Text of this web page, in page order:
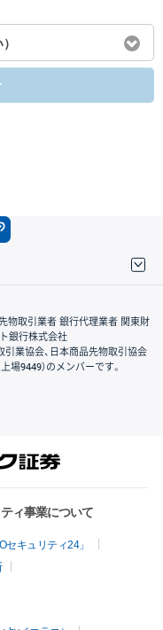
物取引業者 銀行代理業者 関東財
銀行株式会社
引業協会、日本商品先物取引協会
場9449）のメンバーです。
ィ事業について
キュリティ24」